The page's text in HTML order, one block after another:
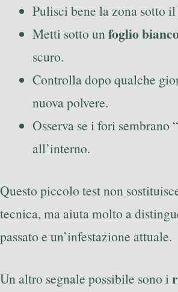
Pulisci bene la zona sotto
Metti sotto un foglio
scuro.
Controlla dopo qualche
nuova polvere.
Osserva se i fori sembrano
all’interno.
Questo piccolo test non
tecnica, ma aiuta molto a
passato e un’infestazione attuale.
Un altro segnale possibile sono i